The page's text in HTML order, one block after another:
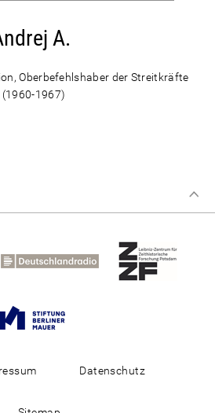
A.
Oberbefehlshaber der Streitkräfte
1967)
Datenschutz